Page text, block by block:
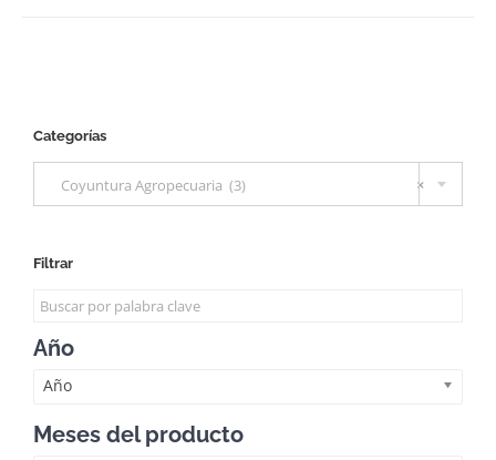
Categorías
×
Coyuntura Agropecuaria (3)
Filtrar
Año
Año
Meses del producto